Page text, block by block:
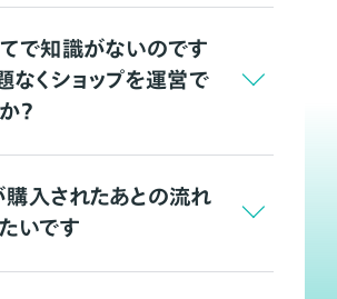
で知識がないのです
なくショップを運営で
？
入されたあとの流れ
いです